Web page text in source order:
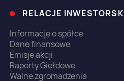
RELACJE
Informacje o spółce
Dane finansowe
Emisje akcji
Raporty Giełdowe
Walne zgromadzenia